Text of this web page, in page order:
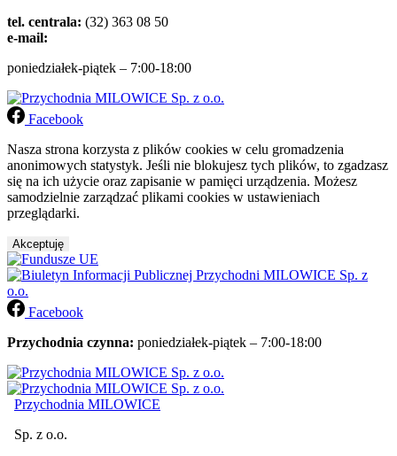
tel. centrala: (32) 363 08 50
e-mail:
poniedziałek-piątek – 7:00-18:00
Facebook
Nasza strona korzysta z plików cookies w celu gromadzenia
anonimowych statystyk. Jeśli nie blokujesz tych plików, to zgadzasz
się na ich użycie oraz zapisanie w pamięci urządzenia. Możesz
samodzielnie zarządzać plikami cookies w ustawieniach
przeglądarki.
Akceptuję
Facebook
Przychodnia czynna: poniedziałek-piątek – 7:00-18:00
Przychodnia MILOWICE
Sp. z o.o.